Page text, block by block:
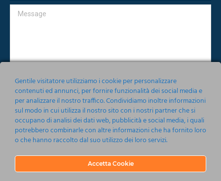
Message
Accetto le condizioni relative alla norma sullaPrivacy
Invia
Gentile visitatore utilizziamo i cookie per personalizzare
contenuti ed annunci, per fornire funzionalità dei social media e
per analizzare il nostro traffico. Condividiamo inoltre informazioni
sul modo in cui utilizza il nostro sito con i nostri partner che si
occupano di analisi dei dati web, pubblicità e social media, i quali
potrebbero combinarle con altre informazioni che ha fornito loro
o che hanno raccolto dal suo utilizzo dei loro servizi.
Accetta Cookie